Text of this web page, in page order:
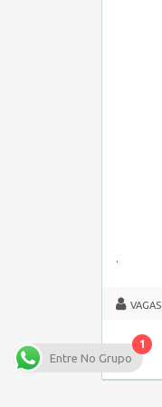
.
VAGAS
1
Entre No Grupo